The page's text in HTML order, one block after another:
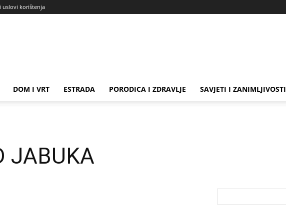
uslovi korištenja
DOM I VRT ESTRADA PORODICA I ZDRAVLJE SAVJETI I ZANIMLJIVOSTI
JABUKA